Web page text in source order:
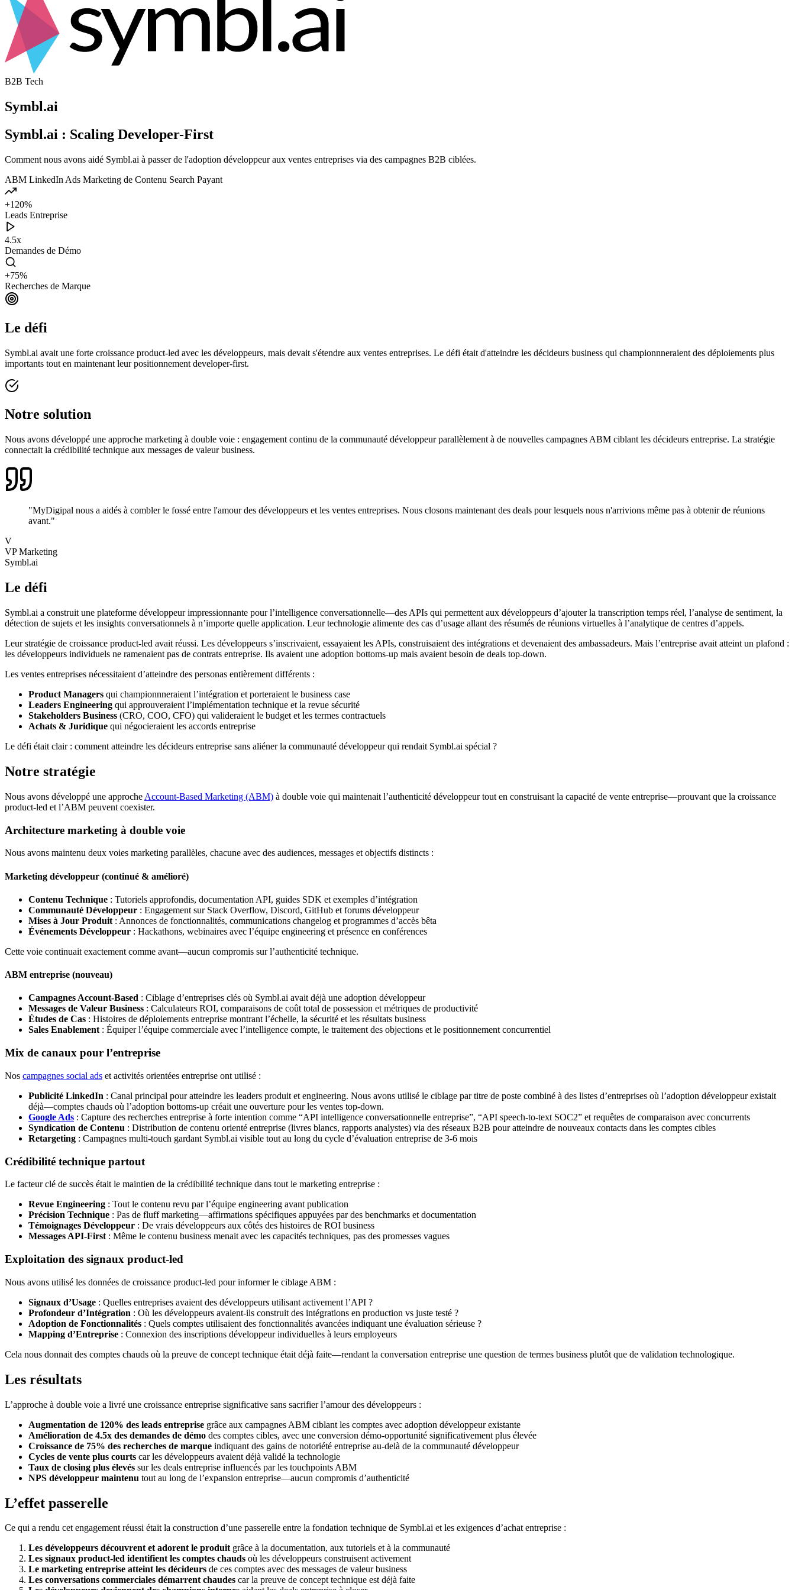
B2B Tech
Symbl.ai
Symbl.ai : Scaling Developer-First
Comment nous avons aidé Symbl.ai à passer de l'adoption développeur aux ventes entreprises via des campagnes B2B ciblées.
ABM LinkedIn Ads Marketing de Contenu Search Payant
+120%
Leads Entreprise
4.5x
Demandes de Démo
+75%
Recherches de Marque
Le défi
Symbl.ai avait une forte croissance product-led avec les développeurs, mais devait s'étendre aux ventes entreprises. Le défi était d'atteindre les décideurs business qui championnneraient des déploiements plus
importants tout en maintenant leur positionnement developer-first.
Notre solution
Nous avons développé une approche marketing à double voie : engagement continu de la communauté développeur parallèlement à de nouvelles campagnes ABM ciblant les décideurs entreprise. La stratégie
connectait la crédibilité technique aux messages de valeur business.
"MyDigipal nous a aidés à combler le fossé entre l'amour des développeurs et les ventes entreprises. Nous closons maintenant des deals pour lesquels nous n'arrivions même pas à obtenir de réunions
avant."
V
VP Marketing
Symbl.ai
Le défi
Symbl.ai a construit une plateforme développeur impressionnante pour l’intelligence conversationnelle—des APIs qui permettent aux développeurs d’ajouter la transcription temps réel, l’analyse de sentiment, la
détection de sujets et les insights conversationnels à n’importe quelle application. Leur technologie alimente des cas d’usage allant des résumés de réunions virtuelles à l’analytique de centres d’appels.
Leur stratégie de croissance product-led avait réussi. Les développeurs s’inscrivaient, essayaient les APIs, construisaient des intégrations et devenaient des ambassadeurs. Mais l’entreprise avait atteint un plafond :
les développeurs individuels ne ramenaient pas de contrats entreprise. Ils avaient une adoption bottoms-up mais avaient besoin de deals top-down.
Les ventes entreprises nécessitaient d’atteindre des personas entièrement différents :
Product Managers qui championnneraient l’intégration et porteraient le business case
Leaders Engineering qui approuveraient l’implémentation technique et la revue sécurité
Stakeholders Business (CRO, COO, CFO) qui valideraient le budget et les termes contractuels
Achats & Juridique qui négocieraient les accords entreprise
Le défi était clair : comment atteindre les décideurs entreprise sans aliéner la communauté développeur qui rendait Symbl.ai spécial ?
Notre stratégie
Nous avons développé une approche Account-Based Marketing (ABM) à double voie qui maintenait l’authenticité développeur tout en construisant la capacité de vente entreprise—prouvant que la croissance
product-led et l’ABM peuvent coexister.
Architecture marketing à double voie
Nous avons maintenu deux voies marketing parallèles, chacune avec des audiences, messages et objectifs distincts :
Marketing développeur (continué & amélioré)
Contenu Technique : Tutoriels approfondis, documentation API, guides SDK et exemples d’intégration
Communauté Développeur : Engagement sur Stack Overflow, Discord, GitHub et forums développeur
Mises à Jour Produit : Annonces de fonctionnalités, communications changelog et programmes d’accès bêta
Événements Développeur : Hackathons, webinaires avec l’équipe engineering et présence en conférences
Cette voie continuait exactement comme avant—aucun compromis sur l’authenticité technique.
ABM entreprise (nouveau)
Campagnes Account-Based : Ciblage d’entreprises clés où Symbl.ai avait déjà une adoption développeur
Messages de Valeur Business : Calculateurs ROI, comparaisons de coût total de possession et métriques de productivité
Études de Cas : Histoires de déploiements entreprise montrant l’échelle, la sécurité et les résultats business
Sales Enablement: Équiper l’équipe commerciale avec l’intelligence compte, le traitement des objections et le positionnement concurrentiel
Mix de canaux pour l’entreprise
Nos campagnes social ads et activités orientées entreprise ont utilisé :
Publicité LinkedIn : Canal principal pour atteindre les leaders produit et engineering. Nous avons utilisé le ciblage par titre de poste combiné à des listes d’entreprises où l’adoption développeur existait
déjà—comptes chauds où l’adoption bottoms-up créait une ouverture pour les ventes top-down.
Google Ads : Capture des recherches entreprise à forte intention comme “API intelligence conversationnelle entreprise”, “API speech-to-text SOC2” et requêtes de comparaison avec concurrents
Syndication de Contenu : Distribution de contenu orienté entreprise (livres blancs, rapports analystes) via des réseaux B2B pour atteindre de nouveaux contacts dans les comptes cibles
Retargeting : Campagnes multi-touch gardant Symbl.ai visible tout au long du cycle d’évaluation entreprise de 3-6 mois
Crédibilité technique partout
Le facteur clé de succès était le maintien de la crédibilité technique dans tout le marketing entreprise :
Revue Engineering : Tout le contenu revu par l’équipe engineering avant publication
Précision Technique : Pas de fluff marketing—affirmations spécifiques appuyées par des benchmarks et documentation
Témoignages Développeur : De vrais développeurs aux côtés des histoires de ROI business
Messages API-First : Même le contenu business menait avec les capacités techniques, pas des promesses vagues
Exploitation des signaux product-led
Nous avons utilisé les données de croissance product-led pour informer le ciblage ABM :
Signaux d’Usage : Quelles entreprises avaient des développeurs utilisant activement l’API ?
Profondeur d’Intégration : Où les développeurs avaient-ils construit des intégrations en production vs juste testé ?
Adoption de Fonctionnalités : Quels comptes utilisaient des fonctionnalités avancées indiquant une évaluation sérieuse ?
Mapping d’Entreprise : Connexion des inscriptions développeur individuelles à leurs employeurs
Cela nous donnait des comptes chauds où la preuve de concept technique était déjà faite—rendant la conversation entreprise une question de termes business plutôt que de validation technologique.
Les résultats
L’approche à double voie a livré une croissance entreprise significative sans sacrifier l’amour des développeurs :
Augmentation de 120% des leads entreprise grâce aux campagnes ABM ciblant les comptes avec adoption développeur existante
Amélioration de 4.5x des demandes de démo des comptes cibles, avec une conversion démo-opportunité significativement plus élevée
Croissance de 75% des recherches de marque indiquant des gains de notoriété entreprise au-delà de la communauté développeur
Cycles de vente plus courts car les développeurs avaient déjà validé la technologie
Taux de closing plus élevés sur les deals entreprise influencés par les touchpoints ABM
NPS développeur maintenu tout au long de l’expansion entreprise—aucun compromis d’authenticité
L’effet passerelle
Ce qui a rendu cet engagement réussi était la construction d’une passerelle entre la fondation technique de Symbl.ai et les exigences d’achat entreprise :
Les développeurs découvrent et adorent le produitgrâce à la documentation, aux tutoriels et à la communauté
Les signaux product-led identifient les comptes chauds où les développeurs construisent activement
Le marketing entreprise atteint les décideurs de ces comptes avec des messages de valeur business
Les conversations commerciales démarrent chaudes car la preuve de concept technique est déjà faite